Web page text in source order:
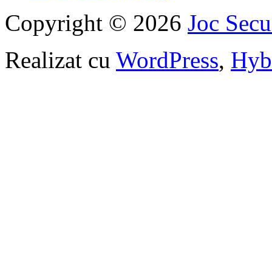
Copyright © 2026 Joc
Realizat cu WordPress,